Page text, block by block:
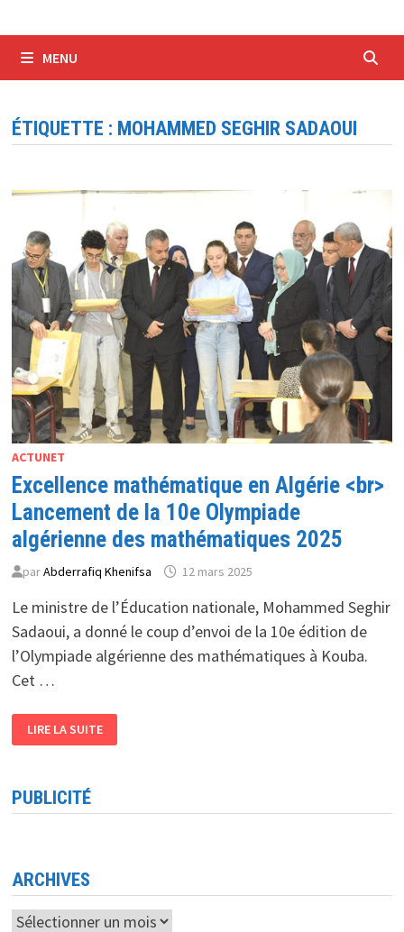
MENU
ÉTIQUETTE : MOHAMMED SEGHIR SADAOUI
ACTUNET
Excellence mathématique en Algérie <br>
Lancement de la 10e Olympiade
algérienne des mathématiques 2025
parAbderrafiq Khenifsa 12 mars 2025
Le ministre de l’Éducation nationale, Mohammed Seghir
Sadaoui, a donné le coup d’envoi de la 10e édition de
l’Olympiade algérienne des mathématiques à Kouba.
Cet …
MATHÉMATIQUE
EN
LANCEMENT
DE
LA
MATHÉMATIQUES
2025
LIRE LA SUITE
PUBLICITÉ
ARCHIVES
Archives